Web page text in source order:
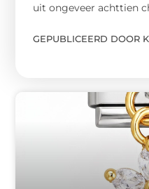
uit ongeveer achttien
GEPUBLICEERD DOOR